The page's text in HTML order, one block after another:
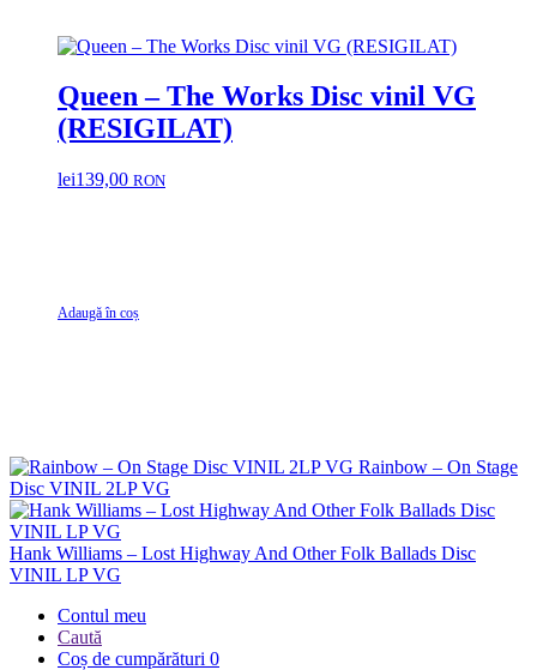
Queen – The Works Disc vinil VG
(RESIGILAT)
lei139,00 RON
Adaugă în coș
Rainbow – On Stage
Disc VINIL 2LP VG
Hank Williams – Lost Highway And Other Folk Ballads Disc
VINIL LP VG
Contul meu
Caută
Coș de cumpărături 0